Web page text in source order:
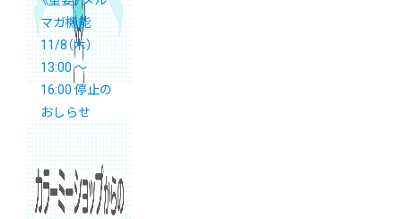
マガ機能
11/8（木）
13:00 〜
16:00 停止の
おしらせ